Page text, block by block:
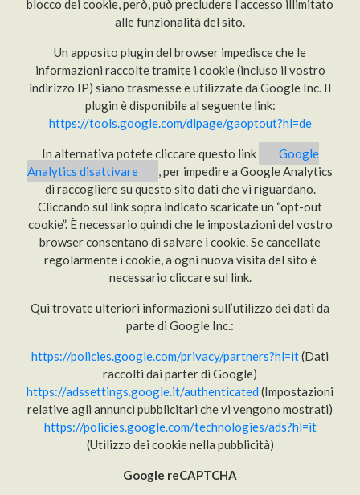
blocco dei cookie, però, può precludere l’accesso illimitato
alle funzionalità del sito.
Un apposito plugin del browser impedisce che le
informazioni raccolte tramite i cookie (incluso il vostro
indirizzo IP) siano trasmesse e utilizzate da Google Inc. Il
plugin è disponibile al seguente link:
https://tools.google.com/dlpage/gaoptout?hl=de
In alternativa potete cliccare questo link
Google
Analytics disattivare
, per impedire a Google Analytics
di raccogliere su questo sito dati che vi riguardano.
Cliccando sul link sopra indicato scaricate un “opt-out
cookie”. È necessario quindi che le impostazioni del vostro
browser consentano di salvare i cookie. Se cancellate
regolarmente i cookie, a ogni nuova visita del sito è
necessario cliccare sul link.
Qui trovate ulteriori informazioni sull’utilizzo dei dati da
parte di Google Inc.:
https://policies.google.com/privacy/partners?hl=it(Dati
raccolti dai parter di Google)
https://adssettings.google.it/authenticated (Impostazioni
relative agli annunci pubblicitari che vi vengono mostrati)
https://policies.google.com/technologies/ads?hl=it
(Utilizzo dei cookie nella pubblicità)
Google reCAPTCHA